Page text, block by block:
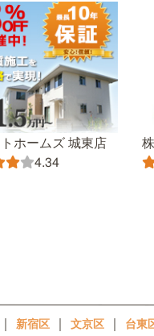
ホームズ 城東店
4.34
｜ 新宿区 ｜ 文京区 ｜ 台東